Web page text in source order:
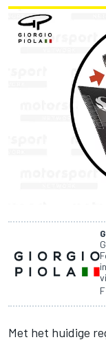
Met het huidige